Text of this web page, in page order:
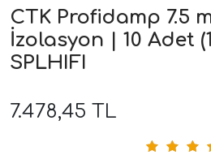
CTK Profidamp 7.5
İzolasyon | 10 Adet
SPLHIFI
7.478,45 TL